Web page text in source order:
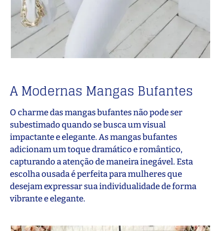
A Modernas Mangas Bufantes
O charme das mangas bufantes não pode ser
subestimado quando se busca um visual
impactante e elegante. As mangas bufantes
adicionam um toque dramático e romântico,
capturando a atenção de maneira inegável. Esta
escolha ousada é perfeita para mulheres que
desejam expressar sua individualidade de forma
vibrante e elegante.